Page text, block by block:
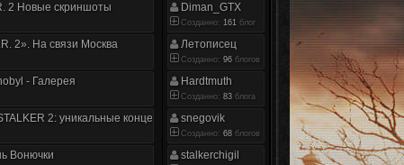
2 Новые скриншоты
2». На связи Москва
- Галерея
2: уникальные концепт-арты
Вонючки
Diman_GTX
Созданно: 161 блог
Летописец
Созданно: 96 блогов
Hardtmuth
Созданно: 83 блога
snegovik
Созданно: 68 блогов
stalkerchigil